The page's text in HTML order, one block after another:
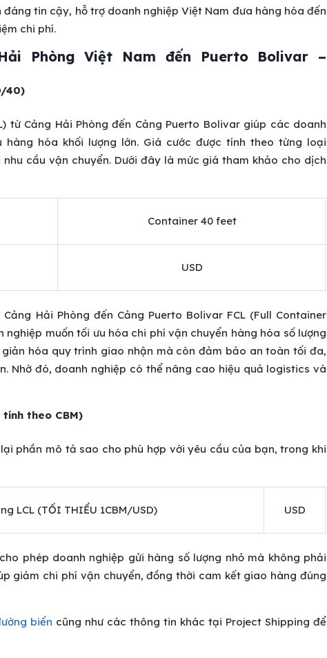
tin cậy, hỗ trợ doanh nghiệp Việt Nam đưa hàng hóa đến
chi phí.
Phòng Việt Nam đến Puerto Bolivar –
40)
từ Cảng Hải Phòng đến Cảng Puerto Bolivar giúp các doanh
hóa khối lượng lớn. Giá cước được tính theo từng loại
cầu vận chuyển. Dưới đây là mức giá tham khảo cho dịch
Container 40 feet
USD
Hải Phòng đến Cảng Puerto Bolivar FCL (Full Container
muốn tối ưu hóa chi phí vận chuyển hàng hóa số lượng
hóa quy trình giao nhận mà còn đảm bảo an toàn tối đa,
Nhờ đó, doanh nghiệp có thể nâng cao hiệu quả logistics và
theo CBM)
phần mô tả sao cho phù hợp với yêu cầu của bạn, trong khi
LCL (TỐI THIỂU 1CBM/USD) USD
phép doanh nghiệp gửi hàng số lượng nhỏ mà không phải
giảm chi phí vận chuyển, đồng thời cam kết giao hàng đúng
biển cũng như các thông tin khác tại Project Shipping để